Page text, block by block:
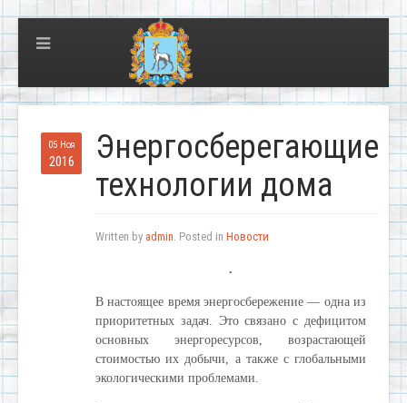
05 Ноя
2016
Энергосберегающие
технологии дома
Written by admin. Posted in Новости
.
В настоящее время энергосбережение — одна из
приоритетных задач. Это связано с дефицитом
основных энергоресурсов, возрастающей
стоимостью их добычи, а также с глобальными
экологическими проблемами.